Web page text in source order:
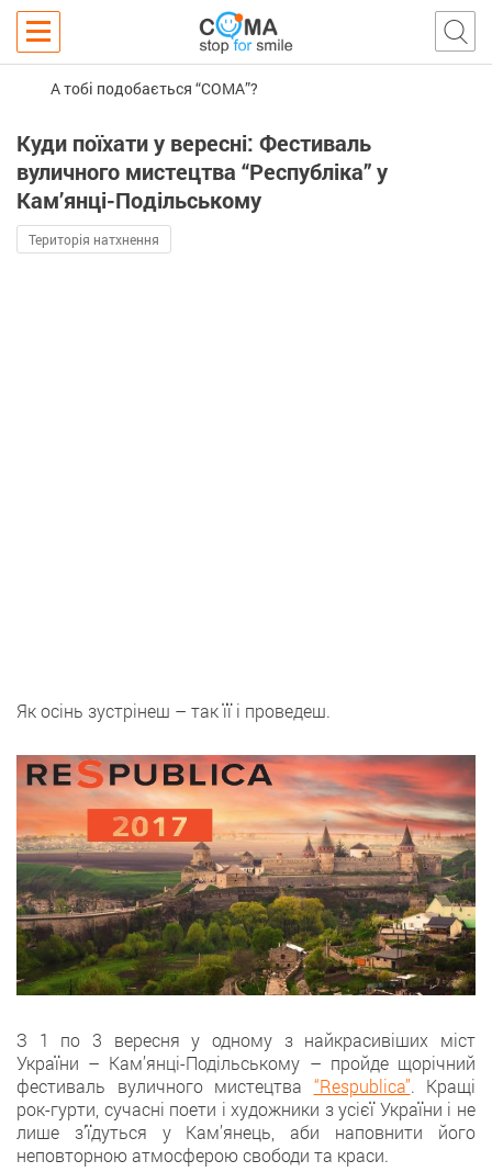
А тобі подобається “COMA”?
Куди поїхати у вересні: Фестиваль
вуличного мистецтва “Республіка” у
Кам’янці-Подільському
Територія натхнення
Як осінь зустрінеш – так її і проведеш.
З 1 по 3 вересня у одному з найкрасивіших міст
України – Кам’янці-Подільському – пройде щорічний
фестиваль вуличного мистецтва “Respublica”. Кращі
рок-гурти, сучасні поети і художники з усієї України і не
лише з’їдуться у Кам’янець, аби наповнити його
неповторною атмосферою свободи та краси.